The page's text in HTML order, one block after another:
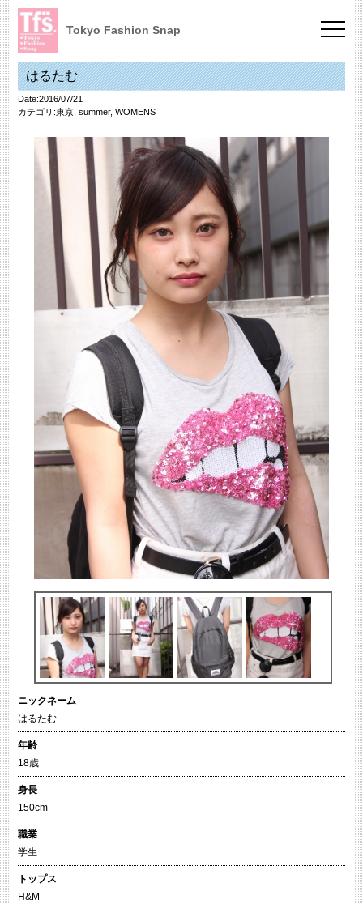
Tokyo Fashion Snap
はるたむ
Date:2016/07/21
カテゴリ:東京, summer, WOMENS
ニックネーム
はるたむ
年齢
18歳
身長
150cm
職業
学生
トップス
H&M